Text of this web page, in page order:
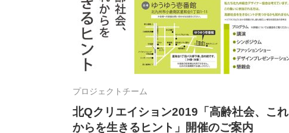
プロジェクトチーム
北Qクリエイション2019「高齢社会、これ
からを生きるヒント」開催のご案内